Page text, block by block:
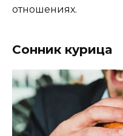
отношениях.
Сонник курица